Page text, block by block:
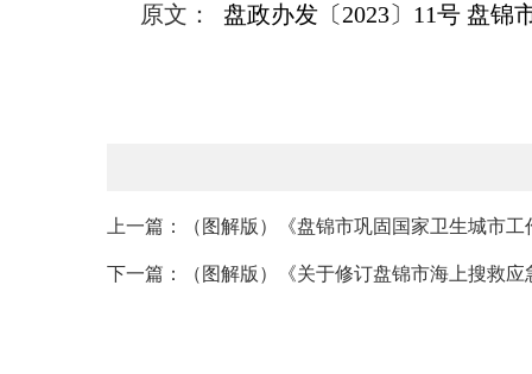
原文： 盘政办发〔2023〕11号 盘
上一篇：（图解版）《盘锦市巩固国家卫生城市
下一篇：（图解版）《关于修订盘锦市海上搜救